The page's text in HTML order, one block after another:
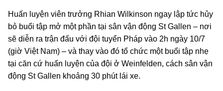
Huấn luyện viên trưởng Rhian Wilkinson ngay lập tức hủy
bỏ buổi tập mở một phần tại sân vận động St Gallen – nơi
sẽ diễn ra trận đấu với đội tuyển Pháp vào 2h ngày 10/7
(giờ Việt Nam) – và thay vào đó tổ chức một buổi tập nhẹ
tại căn cứ huấn luyện của đội ở Weinfelden, cách sân vận
động St Gallen khoảng 30 phút lái xe.